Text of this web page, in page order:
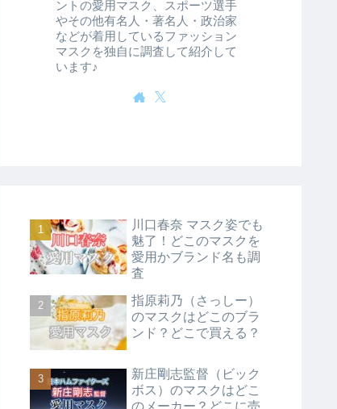
ントの愛用マスク、スポーツ選手
やその他有名人・著名人・政治家
などが着用しているファッション
マスクを独自に調査して紹介して
います♪
川口春奈 マスク姿でも
魅了！どこのマスクを
愛用かブランド名も調
査
指原莉乃（さっしー）
のマスクはどこのブラ
ンド？どこで買える？
新庄剛志監督（ビック
ボス）のマスクはどこ
のメーカー？どこに売